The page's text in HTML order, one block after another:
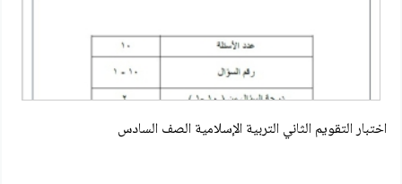
اختبار التقويم الثاني التربية الإسلامية الصف السادس